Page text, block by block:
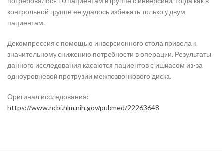
контрольной группе ее удалось избежать только у двум
пациентам.
Декомпрессия с помощью инверсионного стола привела к
значительному снижению потребности в операции. Результаты
данного исследования касаются пациентов с ишиасом из-за
одноуровневой протрузии межпозвонкового диска.
Оригинал исследования:
https://www.ncbi.nlm.nih.gov/pubmed/22263648